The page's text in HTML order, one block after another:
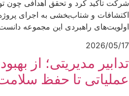
اکتشافات و شتاب‌بخشی به اجرای
اولویت‌های راهبردی این مجموعه
2026/05/17
تدابیر مدیریتی؛ از
عملیاتی تا حفظ